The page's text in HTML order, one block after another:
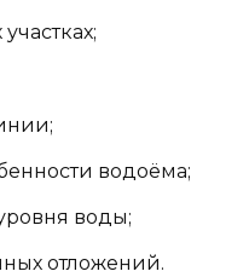
водоёма;
воды;
отложений.